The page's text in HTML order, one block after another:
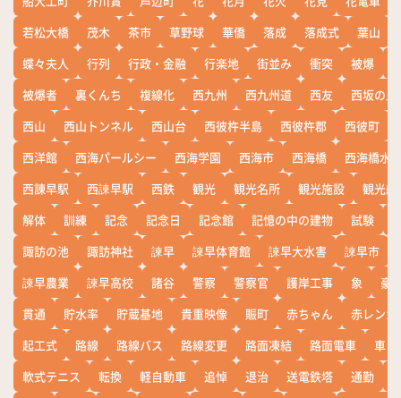
若松大橋
茂木 茶市 草野球 華僑 落成 落成式 葉山
蝶々夫人
行列 行政・金融 行楽地 街並み 衝突 被爆
被爆者
裏くんち 複線化 西九州 西九州道 西友
西坂の丘
西山
西山トンネル 西山台 西彼杵半島 西彼杵郡 西彼町
西洋館
西海パールシー 西海学園 西海市 西海橋
西海橋水
西諌早駅
西諫早駅 西鉄 観光 観光名所 観光施設
観光船
解体
訓練 記念 記念日 記念館 記憶の中の建物 試験
諏訪の池
諏訪神社 諫早 諫早体育館 諫早大水害 諫早市
諫早農業
諫早高校 諸谷 警察 警察官 護岸工事 象
豪
貫通
貯水率 貯蔵基地 貴重映像 賑町 赤ちゃん
赤レンガ
起工式
路線 路線バス 路線変更 路面凍結 路面電車
車
軟式テニス
転換 軽自動車 追悼 退治 送電鉄塔 通勤